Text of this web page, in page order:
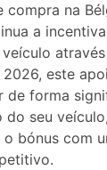
compra na
a
este
de forma
do seu
o bónus com